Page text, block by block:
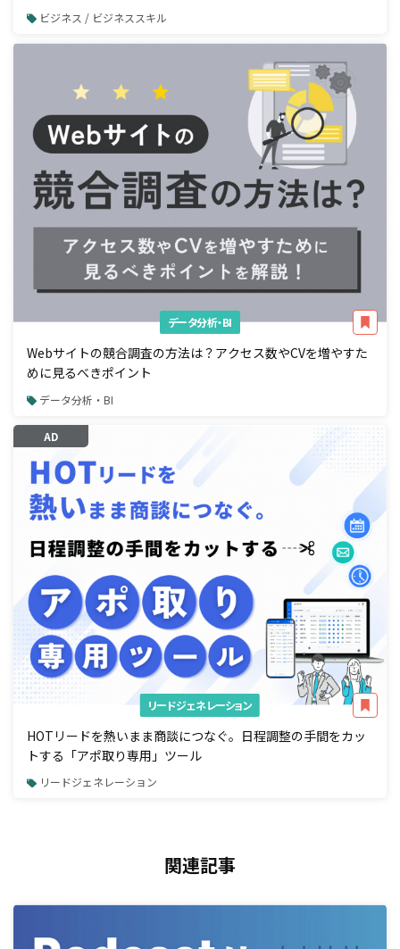
ビジネス / ビジネススキル
データ分析・BI
Webサイトの競合調査の方法は？アクセス数やCVを増やすた
めに見るべきポイント
データ分析・BI
AD
リードジェネレーション
HOTリードを熱いまま商談につなぐ。日程調整の手間をカッ
トする「アポ取り専用」ツール
リードジェネレーション
関連記事